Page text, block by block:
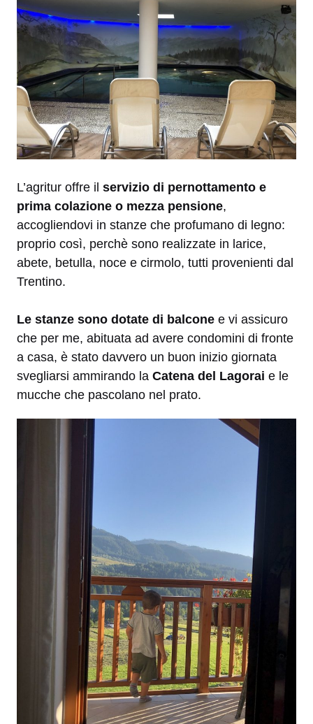
L’agritur offre il servizio di pernottamento e
prima colazione o mezza pensione,
accogliendovi in stanze che profumano di legno:
proprio così, perchè sono realizzate in larice,
abete, betulla, noce e cirmolo, tutti provenienti dal
Trentino.
Le stanze sono dotate di balcone e vi assicuro
che per me, abituata ad avere condomini di fronte
a casa, è stato davvero un buon inizio giornata
svegliarsi ammirando la Catena del Lagorai e le
mucche che pascolano nel prato.